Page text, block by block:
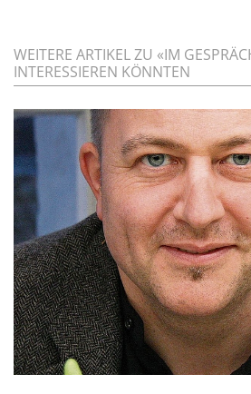
WEITERE ARTIKEL ZU «IM
INTERESSIEREN KÖNNTEN